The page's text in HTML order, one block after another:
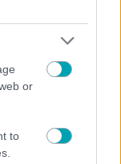
or
to
ανέδειξε την
(video)